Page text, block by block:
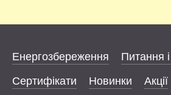
Енергозбереження
Питання і
Сертифікати
Новинки Акції